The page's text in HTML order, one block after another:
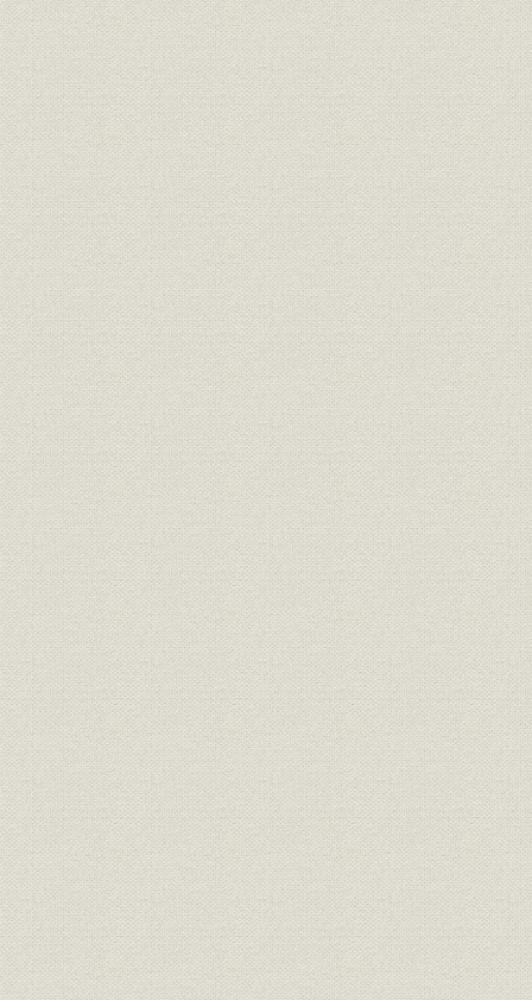
3 水力電気界への進出
4 内地・朝鮮営業部分立時代の電力工事
5 わが国初のダム式の採用―野花南発電所
第3節 合資会社への移行
1 請負業界の転換期
2 「論告」体制の出発
3 浅利組長代理体制の危機
4 「内鮮分立体制」
5 朝鮮営業部と平壌談合事件
6 内地・朝鮮各営業部の経営状態
7 内地営業部の崩壊と内鮮統合
8 合資会社間組の設立
第4章 東京進出と一流企業化 大正6―昭和6年
第1節 東京進出と創立期の試練
1 本店の東京移転
2 水力発電工事の獲得
3 創業後最大の水力発電工事―榑坪発電所
4 内地鉄道工事の再受注
5 関東大震災と復興工事への参加
第2節 全国への事業の拡大